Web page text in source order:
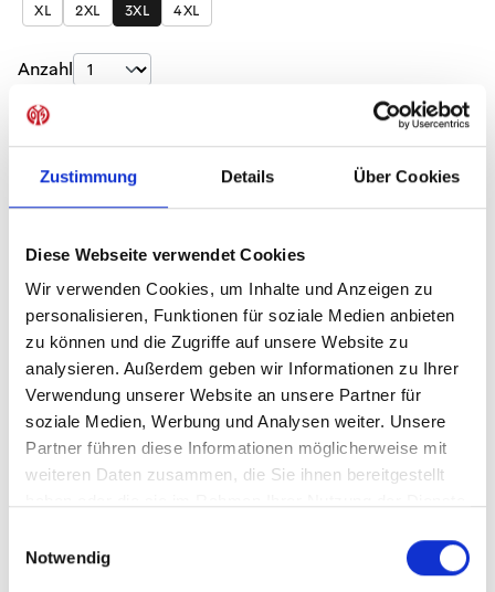
Zustimmung Details Über Cookies
Diese Webseite verwendet Cookies
Wir verwenden Cookies, um Inhalte und Anzeigen zu
personalisieren, Funktionen für soziale Medien anbieten
zu können und die Zugriffe auf unsere Website zu
analysieren. Außerdem geben wir Informationen zu Ihrer
Verwendung unserer Website an unsere Partner für
soziale Medien, Werbung und Analysen weiter. Unsere
Partner führen diese Informationen möglicherweise mit
weiteren Daten zusammen, die Sie ihnen bereitgestellt
Notwendig
XL 2XL 3XL 4XL
Produkt Anzahl: Gib den gewünschten
Anzahl
Sofort verfügbar, Lieferzeit: 5-7 Tage
Produktdetails
ÄHNLICHE PRODUKTE
-40%